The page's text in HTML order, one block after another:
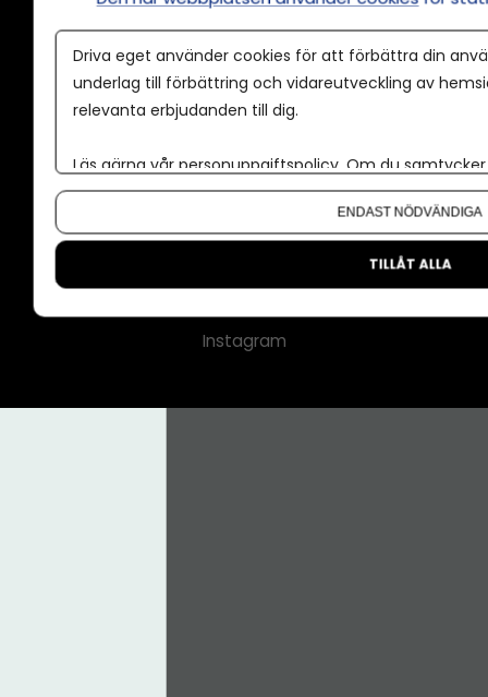
Annonspolicy
Tillgänglighet
Kontakt
Nyhetsbrev
CMS för medier
Instagram
Driva eget använder cookies för att förbättra din
underlag till förbättring och vidareutveckling av
relevanta erbjudanden till dig.
Läs gärna vår personuppgiftspolicy. Om du
Om du vill ändra ditt val i efterhand hittar du den
ENDAST NÖDVÄNDIGA
TILLÅT ALLA